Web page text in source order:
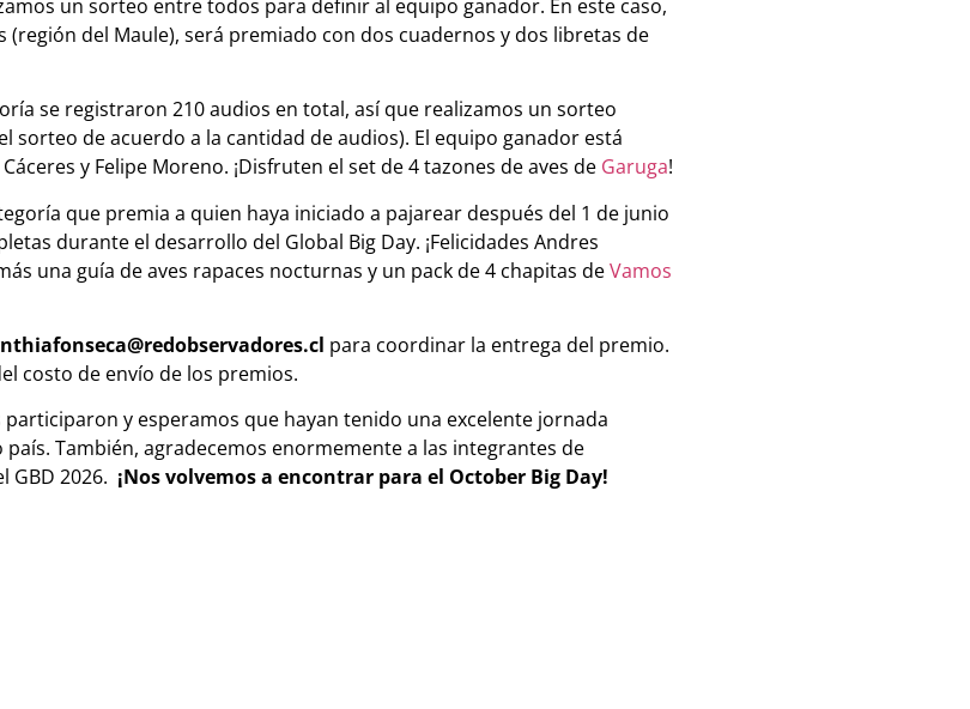
un sorteo entre todos para definir al equipo ganador. En este caso,
(región del Maule), será premiado con dos cuadernos y dos libretas de
se registraron 210 audios en total, así que realizamos un sorteo
de acuerdo a la cantidad de audios). El equipo ganador está
y Felipe Moreno. ¡Disfruten el set de 4 tazones de aves de Garuga!
que premia a quien haya iniciado a pajarear después del 1 de junio
durante el desarrollo del Global Big Day. ¡Felicidades Andres
una guía de aves rapaces nocturnas y un pack de 4 chapitas deVamos
para coordinar la entrega del premio.
costo de envío de los premios.
y esperamos que hayan tenido una excelente jornada
También, agradecemos enormemente a las integrantes de
GBD 2026. ¡Nos volvemos a encontrar para el October Big Day!